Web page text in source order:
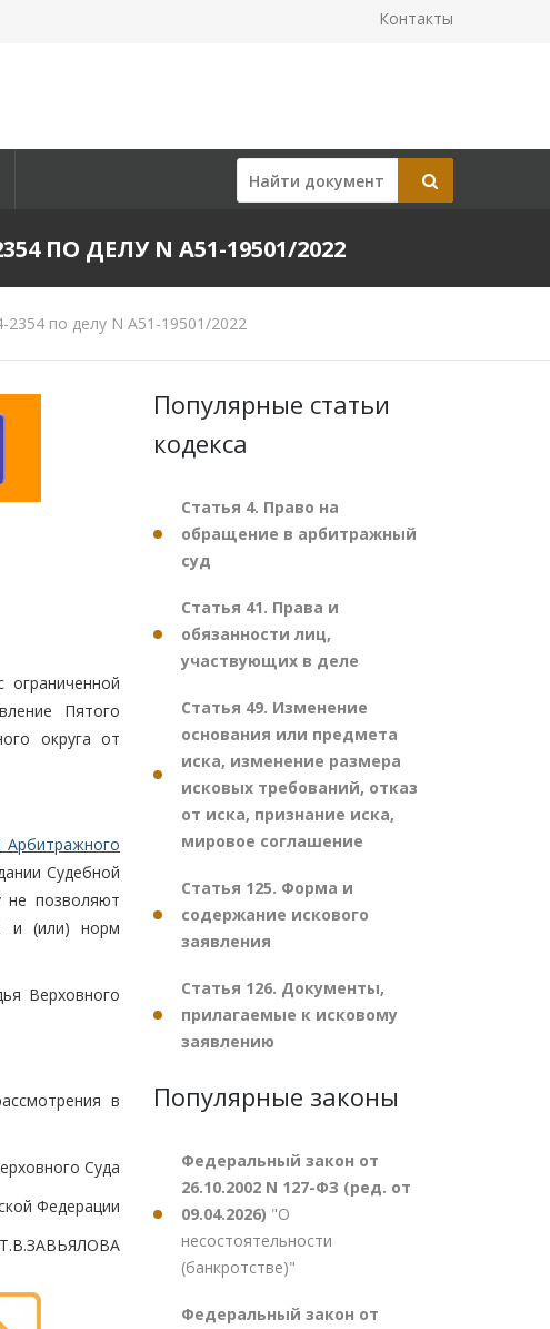
Контакты
ПО ДЕЛУ N А51-19501/2022
по делу N А51-19501/2022
Пятого
округа от
Арбитражного
Судебной
не позволяют
и (или) норм
Верховного
в
Суда
Федерации
Т.В.ЗАВЬЯЛОВА
Популярные статьи
кодекса
Статья 4. Право на
обращение в арбитражный
суд
Статья 41. Права и
обязанности лиц,
участвующих в деле
Статья 49. Изменение
основания или предмета
иска, изменение размера
исковых требований, отказ
от иска, признание иска,
мировое соглашение
Статья 125. Форма и
содержание искового
заявления
Статья 126. Документы,
прилагаемые к исковому
заявлению
Популярные законы
Федеральный закон от
26.10.2002 N 127-ФЗ (ред. от
09.04.2026) "О
несостоятельности
(банкротстве)"
Федеральный закон от